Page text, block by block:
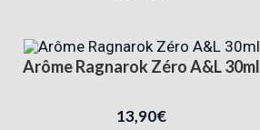
Arôme Ragnarok Zéro A&L 30ml
13,90€